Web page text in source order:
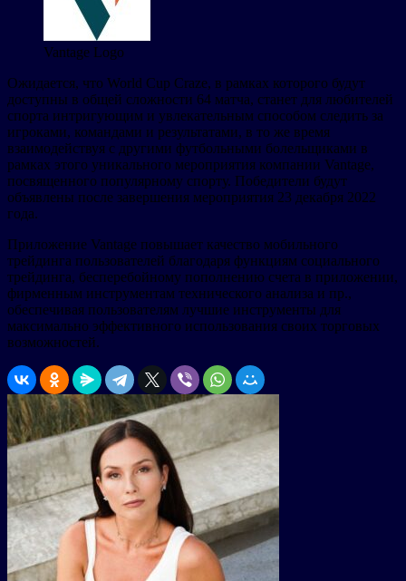
Vantage Logo
Ожидается, что World Cup Craze, в рамках которого будут
доступны в общей сложности 64 матча, станет для любителей
спорта интригующим и увлекательным способом следить за
игроками, командами и результатами, в то же время
взаимодействуя с другими футбольными болельщиками в
рамках этого уникального мероприятия компании Vantage,
посвященного популярному спорту. Победители будут
объявлены после завершения мероприятия 23 декабря 2022
года.
Приложение Vantage повышает качество мобильного
трейдинга пользователей благодаря функциям социального
трейдинга, бесперебойному пополнению счета в приложении,
фирменным инструментам технического анализа и пр.,
обеспечивая пользователям лучшие инструменты для
максимально эффективного использования своих торговых
возможностей.